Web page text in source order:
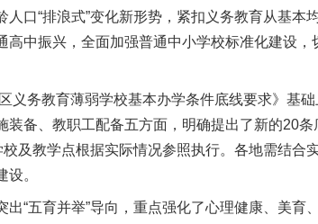
口“排浪式”变化新形势，紧扣义务教育从基本
中振兴，全面加强普通中小学校标准化建设
务教育薄弱学校基本办学条件底线要求》基础
备、教职工配备五方面，明确提出了新的20
及教学点根据实际情况参照执行。各地需结合
。
五育并举”导向，重点强化了心理健康、美育